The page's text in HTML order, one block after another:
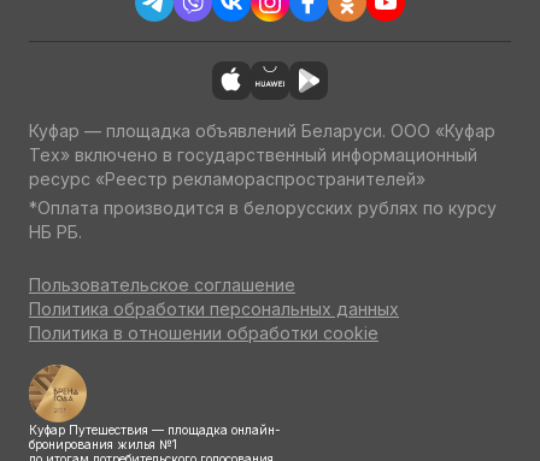
Куфар — площадка объявлений Беларуси. ООО «Куфар
Тех» включено в государственный информационный
ресурс «Реестр рекламораспространителей»
*Оплата производится в белорусских рублях по курсу
НБ РБ.
Пользовательское соглашение
Политика обработки персональных данных
Политика в отношении обработки cookie
Куфар Путешествия — площадка онлайн-
бронирования жилья №1